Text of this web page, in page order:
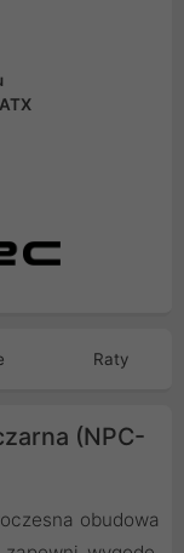
Raty
(NPC-
obudowa